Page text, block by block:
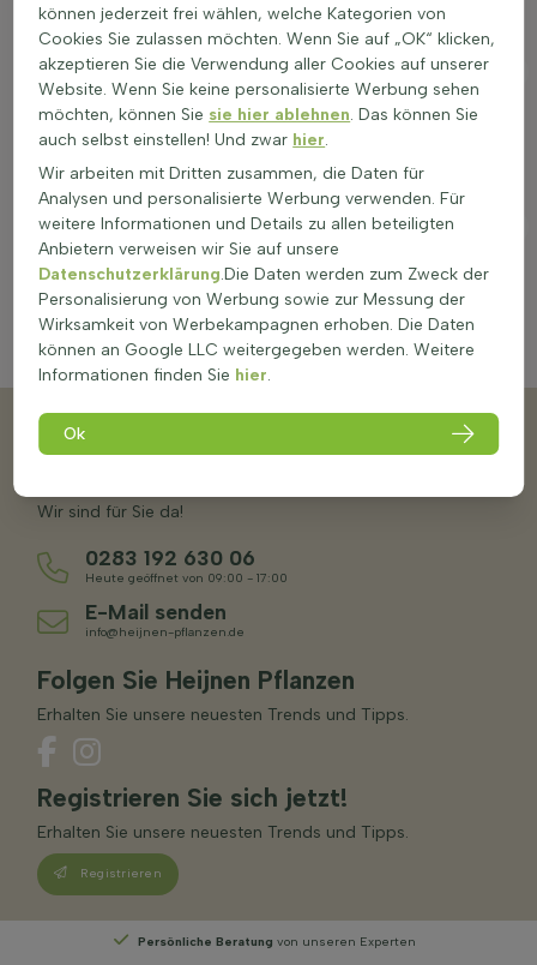
Prunus serrulata 'Kanzan'
Japanische Blüten-Kirsche
Quercus ilex
Stein-Eiche
Kundenservice
Benötigen Sie Hilfe bei Ihrer Bestellung oder bei der
Wir sind für Sie da!
0283 192 630 06
Heute geöffnet von 09:00 - 17:00
E-Mail senden
info@heijnen-pflanzen.de
Folgen Sie Heijnen Pflanzen
Erhalten Sie unsere neuesten Trends und Tipps.
Registrieren Sie sich jetzt!
Erhalten Sie unsere neuesten Trends und Tipps.
Registrieren
Persönliche Beratung von unseren Experten
können jederzeit frei wählen, welche Kategorien von
Cookies Sie zulassen möchten. Wenn Sie auf „OK“ klicken,
akzeptieren Sie die Verwendung aller Cookies auf unserer
Website. Wenn Sie keine personalisierte Werbung sehen
möchten, können Sie sie hier ablehnen. Das können Sie
auch selbst einstellen! Und zwar hier.
Wir arbeiten mit Dritten zusammen, die Daten für
Analysen und personalisierte Werbung verwenden. Für
weitere Informationen und Details zu allen beteiligten
Anbietern verweisen wir Sie auf unsere
Datenschutzerklärung.Die Daten werden zum Zweck der
Personalisierung von Werbung sowie zur Messung der
Wirksamkeit von Werbekampagnen erhoben. Die Daten
können an Google LLC weitergegeben werden. Weitere
Informationen finden Sie hier.
Ok